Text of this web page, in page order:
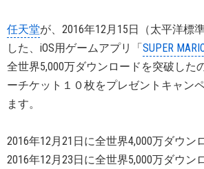
任天堂が、2016年12月15日（太平洋標
した、iOS用ゲームアプリ「SUPER
全世界5,000万ダウンロードを突破した
ーチケット１０枚をプレゼントキャン
ます。
2016年12月21日に全世界4,000万ダウン
2016年12月23日に全世界5,000万ダウン